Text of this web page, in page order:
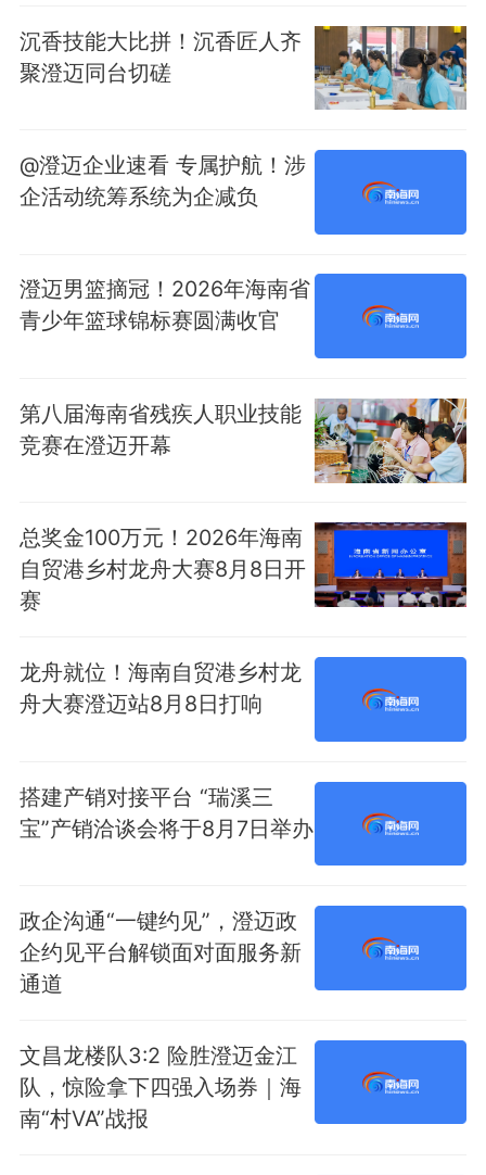
沉香技能大比拼！沉香匠人齐
聚澄迈同台切磋
@澄迈企业速看 专属护航！涉
企活动统筹系统为企减负
澄迈男篮摘冠！2026年海南省
青少年篮球锦标赛圆满收官
第八届海南省残疾人职业技能
竞赛在澄迈开幕
总奖金100万元！2026年海南
自贸港乡村龙舟大赛8月8日开
赛
龙舟就位！海南自贸港乡村龙
舟大赛澄迈站8月8日打响
搭建产销对接平台 “瑞溪三
宝”产销洽谈会将于8月7日举办
政企沟通“一键约见”，澄迈政
企约见平台解锁面对面服务新
通道
文昌龙楼队3:2 险胜澄迈金江
队，惊险拿下四强入场券｜海
南“村VA”战报